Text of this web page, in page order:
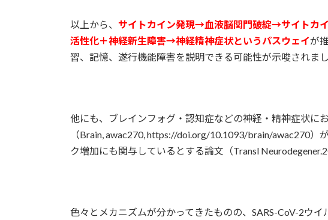
以上から、 サイトカイン発現→血液脳関門破綻→サイトカ
活性化＋神経新生障害→神経精神症状というパスウェイが
習、記憶、遂行機能障害を説明できる可能性が示唆されまし
他にも、ブレインフォグ・認知症などの神経・精神症状に
（Brain, awac270, https://doi.org/10.1093/brain/awac270
ク増加にも関与しているとする論文（Transl
色々とメカニズムが分かってきたものの、SARS-CoV-2ウ